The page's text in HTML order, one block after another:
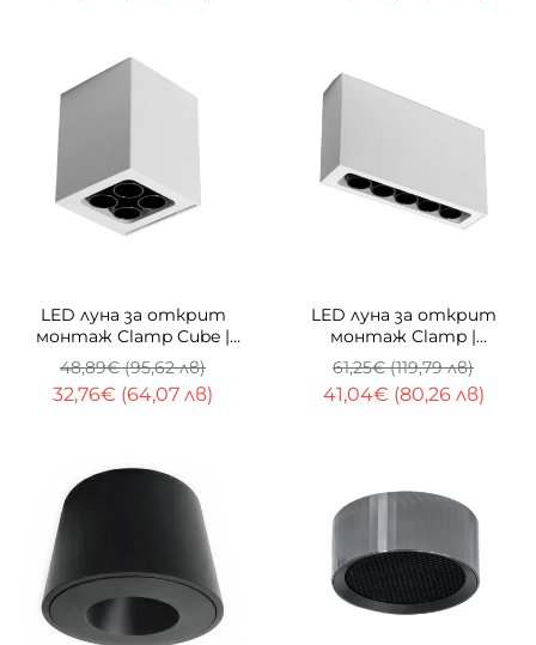
LED луна за открит
монтаж Clamp Cube |
Квадратна | 8W | 3000K
32,76€ (64,07 лв)
48,89€ (95,62 лв)
LED луна за открит
монтаж Clamp |
Правоъгълна | 10W |
3000K
41,04€ (80,26 лв)
61,25€ (119,79 лв)